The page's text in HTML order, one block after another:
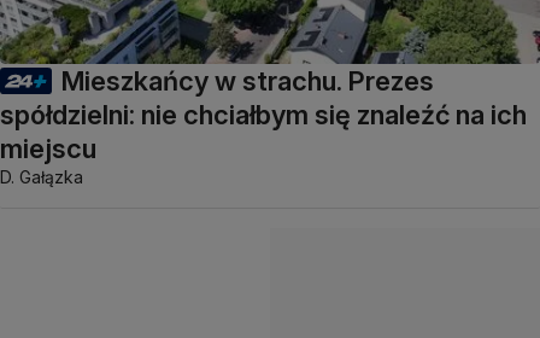
Mieszkańcy w strachu. Prezes
spółdzielni: nie chciałbym się znaleźć na ich
miejscu
D. Gałązka